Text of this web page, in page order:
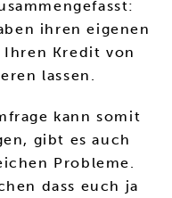
ihren eigenen
Ihren Kredit von
lassen.
kann somit
gibt es auch
Probleme.
dass euch ja